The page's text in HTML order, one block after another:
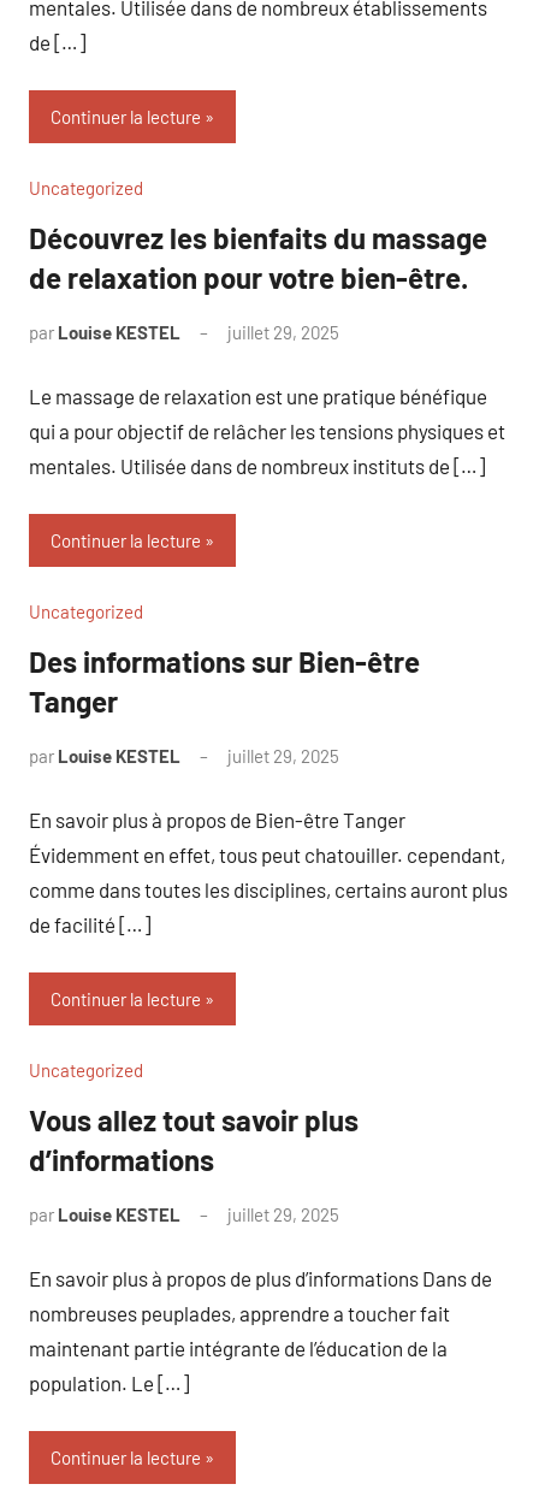
mentales. Utilisée dans de nombreux établissements
de […]
Continuer la lecture
Uncategorized
Découvrez les bienfaits du massage
de relaxation pour votre bien-être.
par Louise KESTEL juillet 29, 2025
Le massage de relaxation est une pratique bénéfique
qui a pour objectif de relâcher les tensions physiques et
mentales. Utilisée dans de nombreux instituts de […]
Continuer la lecture
Uncategorized
Des informations sur Bien-être
Tanger
par Louise KESTEL juillet 29, 2025
En savoir plus à propos de Bien-être Tanger
Évidemment en effet, tous peut chatouiller. cependant,
comme dans toutes les disciplines, certains auront plus
de facilité […]
Continuer la lecture
Uncategorized
Vous allez tout savoir plus
d’informations
par Louise KESTEL juillet 29, 2025
En savoir plus à propos de plus d’informations Dans de
nombreuses peuplades, apprendre a toucher fait
maintenant partie intégrante de l’éducation de la
population. Le […]
Continuer la lecture